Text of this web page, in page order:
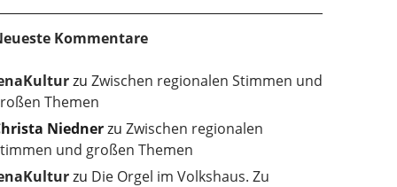
Kommentare
zu Zwischen regionalen Stimmen und
Themen
Niednerzu Zwischen regionalen
und großen Themen
zu Die Orgel im Volkshaus. Zu